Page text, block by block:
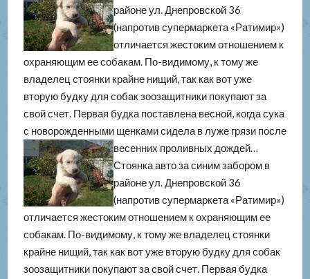
районе ул. Днепровской 36
(напротив супермаркета «Ратимир»)
отличается жестоким отношением к
охраняющим ее собакам. По-видимому, к тому же
владелец стоянки крайне нищий, так как вот уже
вторую будку для собак зоозащитники покупают за
свой счет. Первая будка поставлена весной, когда сука
с новорожденными щенками сидела в луже грязи после
весенних проливных дождей…
Стоянка авто за синим забором в
районе ул. Днепровской 36
(напротив супермаркета «Ратимир»)
отличается жестоким отношением к охраняющим ее
собакам. По-видимому, к тому же владелец стоянки
крайне нищий, так как вот уже вторую будку для собак
зоозащитники покупают за свой счет. Первая будка